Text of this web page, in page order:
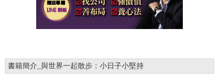
書籍簡介_與世界一起散步：小日子小堅持